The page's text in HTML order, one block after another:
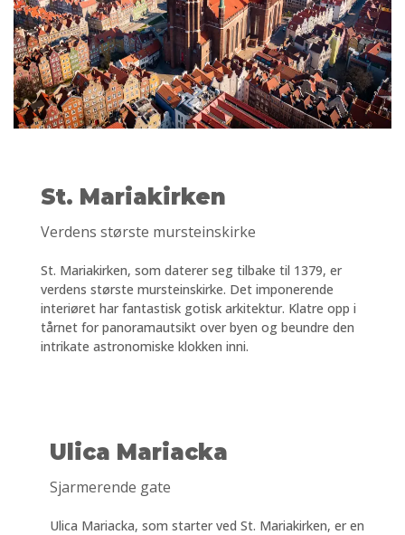
St. Mariakirken
Verdens største mursteinskirke
St. Mariakirken, som daterer seg tilbake til 1379, er
verdens største mursteinskirke. Det imponerende
interiøret har fantastisk gotisk arkitektur. Klatre opp i
tårnet for panoramautsikt over byen og beundre den
intrikate astronomiske klokken inni.
Ulica Mariacka
Sjarmerende gate
Ulica Mariacka, som starter ved St. Mariakirken, er en